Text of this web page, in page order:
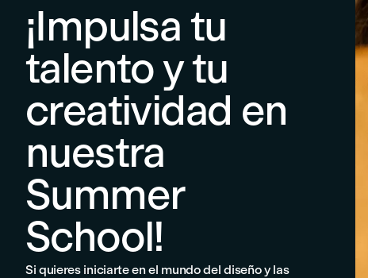
¡Impulsa tu
talento y tu
creatividad en
nuestra
Summer
School!
Si quieres iniciarte en el mundo del diseño y las